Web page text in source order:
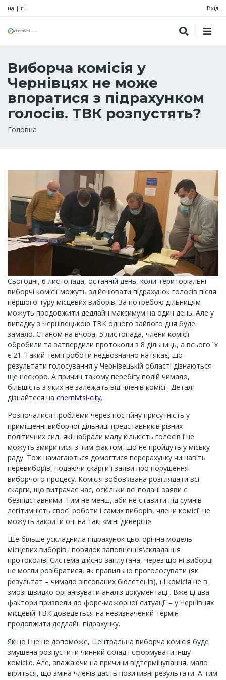
ua | ru Вхід
Виборча комісія у
Чернівцях не може
впоратися з підрахунком
голосів. ТВК розпустять?
Рядок
Головна
Сьогодні, 6 листопада, останній день, коли територіальні
виборчі комісії можуть здійснювати підрахунок голосів після
першого туру місцевих виборів. За потребою дільницям
можуть продовжити дедлайн максимум на один день. Але у
випадку з Чернівецькою ТВК одного зайвого дня буде
замало. Станом на вчора, 5 листопада, члени комісії
обробили та затвердили протоколи з 8 дільниць, а всього їх
є 21. Такий темп роботи недвозначно натякає, що
результати голосування у Чернівецькій області дізнаються
ще нескоро. А причин такому перебігу подій чимало,
більшість з яких не залежать від членів комісії. Деталі
дізнайтеся на chernivtsi-city.
Розпочалися проблеми через постійну присутність у
приміщенні виборчої дільниці представників різних
політичних сил, які набрали малу кількість голосів і не
можуть змиритися з тим фактом, що не пройдуть у міську
раду. Тож намагаються домогтися перерахунку чи навіть
перевиборів, подаючи скарги і заяви про порушення
виборчого процесу. Комісія зобов’язана розглядати всі
скарги, що витрачає час, оскільки всі подані заяви є
безпідставними. Тим не менш, аби не ставити під сумнів
легітимність своєї роботи і самих виборів, члени комісії не
можуть закрити очі на такі «міні диверсії».
Ще більше ускладнила підрахунок цьогорічна модель
місцевих виборів і порядок заповнення\складання
протоколів. Система дійсно заплутана, через що ні виборці
не могли розібратися, як правильно проголосувати (як
результат – чимало зіпсованих бюлетенів), ні комісія не в
змозі швидко організувати аналіз документації. Вже ці два
фактори призвели до форс-мажорної ситуації – у Чернівцях
місцевій ТВК доведеться на невизначений термін
продовжити дедлайн підрахунку.
Якщо і це не допоможе, Центральна виборча комісія буде
змушена розпустити чинний склад і сформувати іншу
комісію. Але, зважаючи на причини відтермінування, мало
віриться, що зміна членів дасть позитивні результати. А тим